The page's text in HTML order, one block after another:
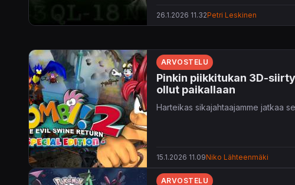
26.1.2026 11.32Petri Leskinen
ARVOSTELU
Pinkin piikkitukan 3D-
ollut paikallaan
Harteikas sikajahtaajamme jatkaa
15.1.2026 11.09Niko Lähteenmäki
ARVOSTELU